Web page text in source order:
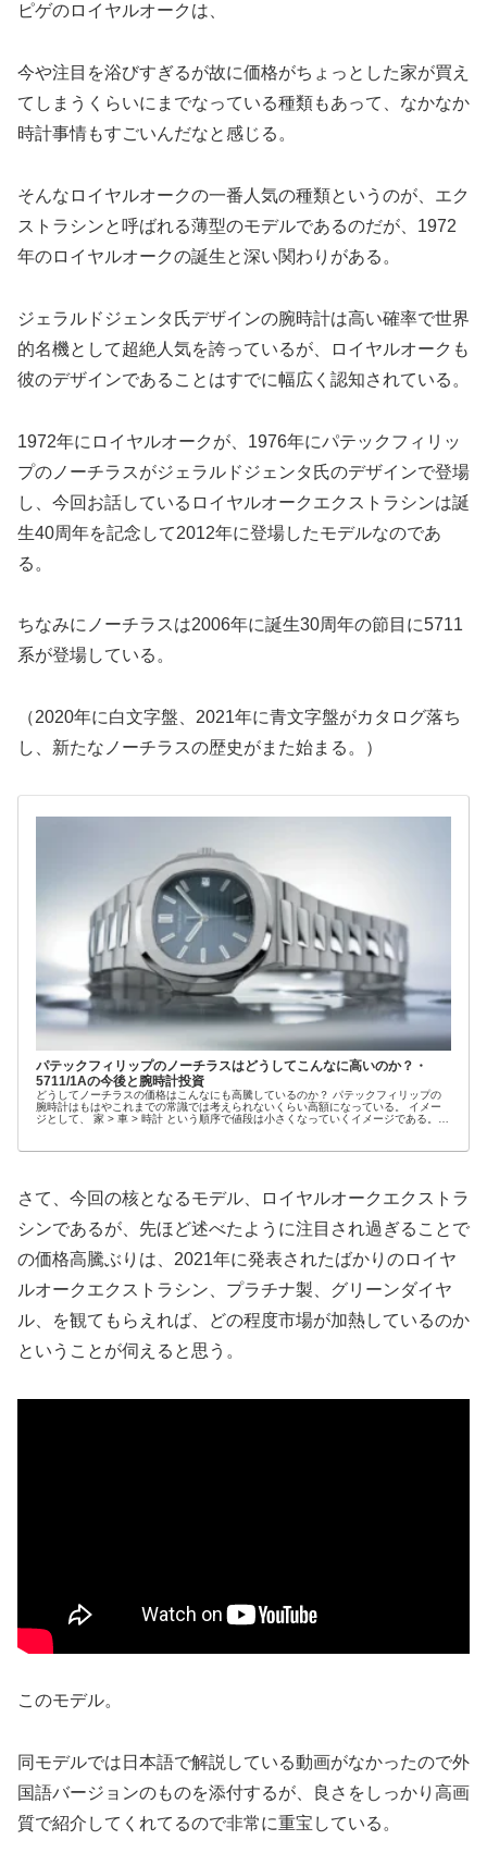
ピゲのロイヤルオークは、
今や注目を浴びすぎるが故に価格がちょっとした家が買え
てしまうくらいにまでなっている種類もあって、なかなか
時計事情もすごいんだなと感じる。
そんなロイヤルオークの一番人気の種類というのが、エク
ストラシンと呼ばれる薄型のモデルであるのだが、1972
年のロイヤルオークの誕生と深い関わりがある。
ジェラルドジェンタ氏デザインの腕時計は高い確率で世界
的名機として超絶人気を誇っているが、ロイヤルオークも
彼のデザインであることはすでに幅広く認知されている。
1972年にロイヤルオークが、1976年にパテックフィリッ
プのノーチラスがジェラルドジェンタ氏のデザインで登場
し、今回お話しているロイヤルオークエクストラシンは誕
生40周年を記念して2012年に登場したモデルなのであ
る。
ちなみにノーチラスは2006年に誕生30周年の節目に5711
系が登場している。
（2020年に白文字盤、2021年に青文字盤がカタログ落ち
し、新たなノーチラスの歴史がまた始まる。）
パテックフィリップのノーチラスはどうしてこんなに高いのか？・
5711/1Aの今後と腕時計投資
どうしてノーチラスの価格はこんなにも高騰しているのか？ パテックフィリップの
腕時計はもはやこれまでの常識では考えられないくらい高額になっている。 イメー
ジとして、 家 > 車 > 時計 という順序で値段は小さくなっていくイメージである。
さて、今回の核となるモデル、ロイヤルオークエクストラ
シンであるが、先ほど述べたように注目され過ぎることで
の価格高騰ぶりは、2021年に発表されたばかりのロイヤ
ルオークエクストラシン、プラチナ製、グリーンダイヤ
ル、を観てもらえれば、どの程度市場が加熱しているのか
ということが伺えると思う。
このモデル。
同モデルでは日本語で解説している動画がなかったので外
国語バージョンのものを添付するが、良さをしっかり高画
質で紹介してくれてるので非常に重宝している。